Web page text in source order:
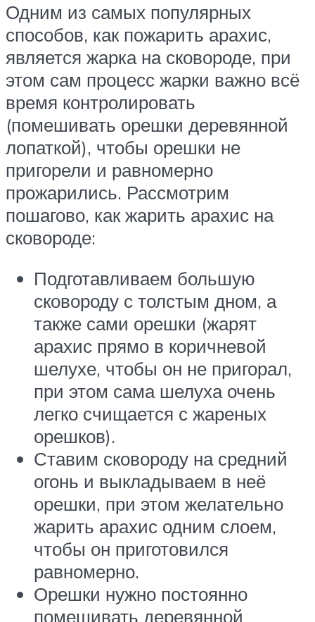
Одним из самых популярных
способов, как пожарить арахис,
является жарка на сковороде, при
этом сам процесс жарки важно всё
время контролировать
(помешивать орешки деревянной
лопаткой), чтобы орешки не
пригорели и равномерно
прожарились. Рассмотрим
пошагово, как жарить арахис на
сковороде:
Подготавливаем большую
сковороду с толстым дном, а
также сами орешки (жарят
арахис прямо в коричневой
шелухе, чтобы он не пригорал,
при этом сама шелуха очень
легко счищается с жареных
орешков).
Ставим сковороду на средний
огонь и выкладываем в неё
орешки, при этом желательно
жарить арахис одним слоем,
чтобы он приготовился
равномерно.
Орешки нужно постоянно
помешивать деревянной